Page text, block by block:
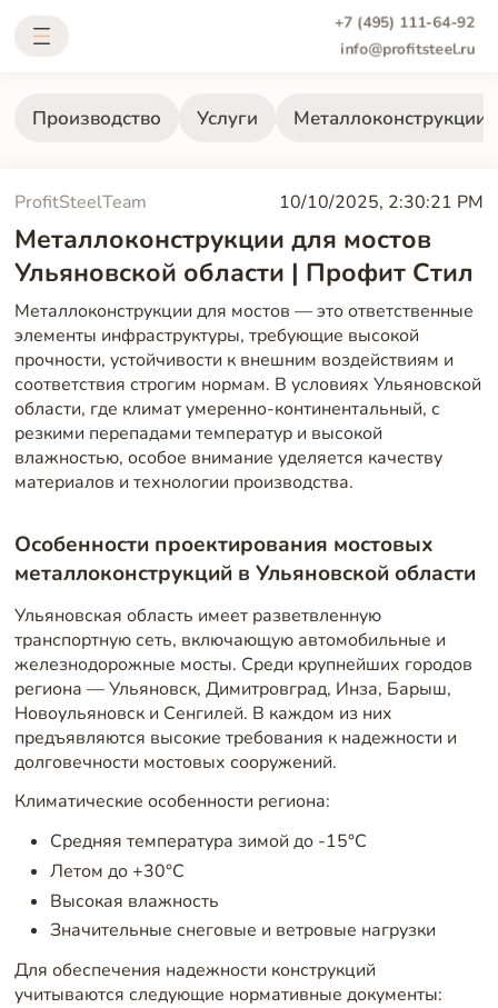
+7 (495) 111-64-92
info@profitsteel.ru
Производство Услуги Металлоконструкции
ProfitSteelTeam 10/10/2025, 2:30:21 PM
Металлоконструкции для мостов
Ульяновской области | Профит Стил
Металлоконструкции для мостов — это ответственные
элементы инфраструктуры, требующие высокой
прочности, устойчивости к внешним воздействиям и
соответствия строгим нормам. В условиях Ульяновской
области, где климат умеренно-континентальный, с
резкими перепадами температур и высокой
влажностью, особое внимание уделяется качеству
материалов и технологии производства.
Особенности проектирования мостовых
металлоконструкций в Ульяновской области
Ульяновская область имеет разветвленную
транспортную сеть, включающую автомобильные и
железнодорожные мосты. Среди крупнейших городов
региона — Ульяновск, Димитровград, Инза, Барыш,
Новоульяновск и Сенгилей. В каждом из них
предъявляются высокие требования к надежности и
долговечности мостовых сооружений.
Климатические особенности региона:
Средняя температура зимой до -15°C
Летом до +30°C
Высокая влажность
Значительные снеговые и ветровые нагрузки
Для обеспечения надежности конструкций
учитываются следующие нормативные документы: